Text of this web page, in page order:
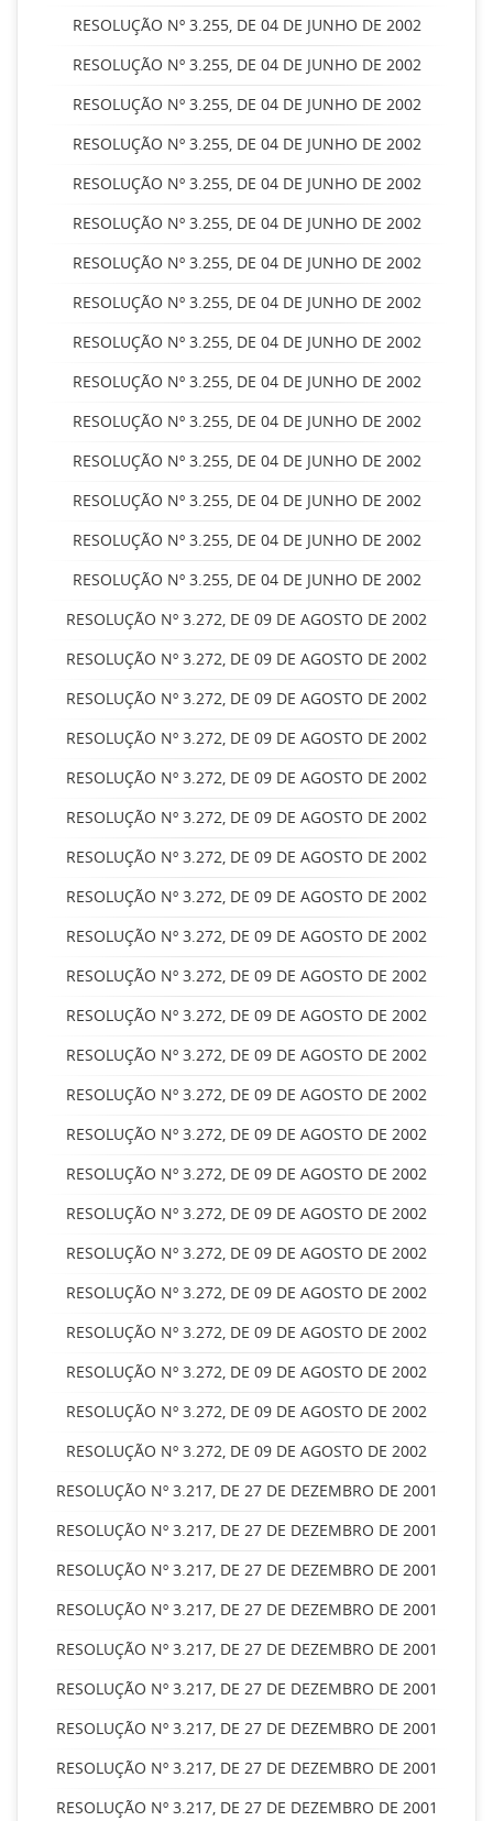
RESOLUÇÃO Nº 3.255, DE 04 DE JUNHO DE 2002
RESOLUÇÃO Nº 3.255, DE 04 DE JUNHO DE 2002
RESOLUÇÃO Nº 3.255, DE 04 DE JUNHO DE 2002
RESOLUÇÃO Nº 3.255, DE 04 DE JUNHO DE 2002
RESOLUÇÃO Nº 3.255, DE 04 DE JUNHO DE 2002
RESOLUÇÃO Nº 3.255, DE 04 DE JUNHO DE 2002
RESOLUÇÃO Nº 3.255, DE 04 DE JUNHO DE 2002
RESOLUÇÃO Nº 3.255, DE 04 DE JUNHO DE 2002
RESOLUÇÃO Nº 3.255, DE 04 DE JUNHO DE 2002
RESOLUÇÃO Nº 3.255, DE 04 DE JUNHO DE 2002
RESOLUÇÃO Nº 3.255, DE 04 DE JUNHO DE 2002
RESOLUÇÃO Nº 3.255, DE 04 DE JUNHO DE 2002
RESOLUÇÃO Nº 3.255, DE 04 DE JUNHO DE 2002
RESOLUÇÃO Nº 3.255, DE 04 DE JUNHO DE 2002
RESOLUÇÃO Nº 3.255, DE 04 DE JUNHO DE 2002
RESOLUÇÃO Nº 3.272, DE 09 DE AGOSTO DE 2002
RESOLUÇÃO Nº 3.272, DE 09 DE AGOSTO DE 2002
RESOLUÇÃO Nº 3.272, DE 09 DE AGOSTO DE 2002
RESOLUÇÃO Nº 3.272, DE 09 DE AGOSTO DE 2002
RESOLUÇÃO Nº 3.272, DE 09 DE AGOSTO DE 2002
RESOLUÇÃO Nº 3.272, DE 09 DE AGOSTO DE 2002
RESOLUÇÃO Nº 3.272, DE 09 DE AGOSTO DE 2002
RESOLUÇÃO Nº 3.272, DE 09 DE AGOSTO DE 2002
RESOLUÇÃO Nº 3.272, DE 09 DE AGOSTO DE 2002
RESOLUÇÃO Nº 3.272, DE 09 DE AGOSTO DE 2002
RESOLUÇÃO Nº 3.272, DE 09 DE AGOSTO DE 2002
RESOLUÇÃO Nº 3.272, DE 09 DE AGOSTO DE 2002
RESOLUÇÃO Nº 3.272, DE 09 DE AGOSTO DE 2002
RESOLUÇÃO Nº 3.272, DE 09 DE AGOSTO DE 2002
RESOLUÇÃO Nº 3.272, DE 09 DE AGOSTO DE 2002
RESOLUÇÃO Nº 3.272, DE 09 DE AGOSTO DE 2002
RESOLUÇÃO Nº 3.272, DE 09 DE AGOSTO DE 2002
RESOLUÇÃO Nº 3.272, DE 09 DE AGOSTO DE 2002
RESOLUÇÃO Nº 3.272, DE 09 DE AGOSTO DE 2002
RESOLUÇÃO Nº 3.272, DE 09 DE AGOSTO DE 2002
RESOLUÇÃO Nº 3.272, DE 09 DE AGOSTO DE 2002
RESOLUÇÃO Nº 3.272, DE 09 DE AGOSTO DE 2002
RESOLUÇÃO Nº 3.217, DE 27 DE DEZEMBRO DE 2001
RESOLUÇÃO Nº 3.217, DE 27 DE DEZEMBRO DE 2001
RESOLUÇÃO Nº 3.217, DE 27 DE DEZEMBRO DE 2001
RESOLUÇÃO Nº 3.217, DE 27 DE DEZEMBRO DE 2001
RESOLUÇÃO Nº 3.217, DE 27 DE DEZEMBRO DE 2001
RESOLUÇÃO Nº 3.217, DE 27 DE DEZEMBRO DE 2001
RESOLUÇÃO Nº 3.217, DE 27 DE DEZEMBRO DE 2001
RESOLUÇÃO Nº 3.217, DE 27 DE DEZEMBRO DE 2001
RESOLUÇÃO Nº 3.217, DE 27 DE DEZEMBRO DE 2001